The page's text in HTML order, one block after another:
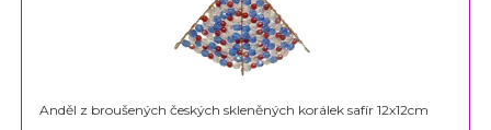
Anděl z broušených českých skleněných korálek safír 12x12cm